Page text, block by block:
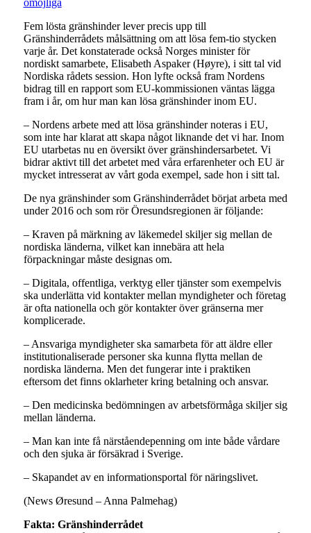
Fem lösta gränshinder lever precis upp till
Gränshinderrådets målsättning om att lösa fem-tio stycken
varje år. Det konstaterade också Norges minister för
nordiskt samarbete, Elisabeth Aspaker (Høyre), i sitt tal vid
Nordiska rådets session. Hon lyfte också fram Nordens
bidrag till en rapport som EU-kommissionen väntas lägga
fram i år, om hur man kan lösa gränshinder inom EU.
– Nordens arbete med att lösa gränshinder noteras i EU,
som inte har klarat att skapa något liknande det vi har. Inom
EU utarbetas nu en översikt över gränshindersarbetet. Vi
bidrar aktivt till det arbetet med våra erfarenheter och EU är
mycket intresserat av vårt goda exempel, sade hon i sitt tal.
De nya gränshinder som Gränshinderrådet börjat arbeta med
under 2016 och som rör Öresundsregionen är följande:
– Kraven på märkning av läkemedel skiljer sig mellan de
nordiska länderna, vilket kan innebära att hela
förpackningar måste designas om.
– Digitala, offentliga, verktyg eller tjänster som exempelvis
ska underlätta vid kontakter mellan myndigheter och företag
är ofta nationella och gör kontakter över gränserna mer
komplicerade.
– Ansvariga myndigheter ska samarbeta för att äldre eller
institutionaliserade personer ska kunna flytta mellan de
nordiska länderna. Men det fungerar inte i praktiken
eftersom det finns oklarheter kring betalning och ansvar.
– Den medicinska bedömningen av arbetsförmåga skiljer sig
mellan länderna.
– Man kan inte få närståendepenning om inte både vårdare
och den sjuka är försäkrad i Sverige.
– Skapandet av en informationsportal för näringslivet.
(News Øresund – Anna Palmehag)
Fakta: Gränshinderrådet